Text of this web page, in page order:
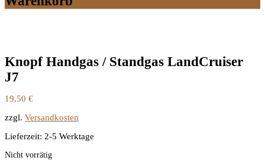
Knopf Handgas / Standgas LandCruiser
J7
19,50 €
zzgl. Versandkosten
Lieferzeit: 2-5 Werktage
Nicht vorrätig